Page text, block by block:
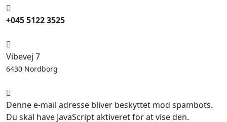
+045 5122 3525
Vibevej 7
6430 Nordborg
Denne e-mail adresse bliver beskyttet mod spambots.
Du skal have JavaScript aktiveret for at vise den.